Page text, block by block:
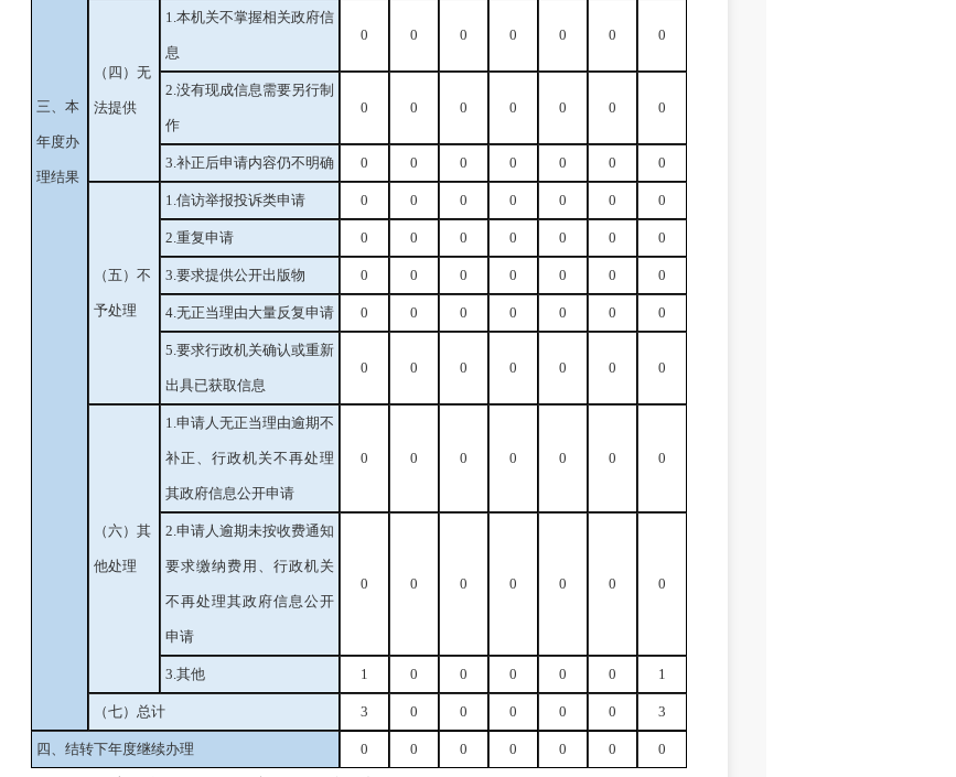
三、本
年度办
理结果
（四）无
法提供
1.本机关不掌握相关政府信
息
0 0 0 0 0 0 0
2.没有现成信息需要另行制
作
0 0 0 0 0 0 0
3.补正后申请内容仍不明确 0 0 0 0 0 0 0
（五）不
予处理
1.信访举报投诉类申请 0 0 0 0 0 0 0
2.重复申请 0 0 0 0 0 0 0
3.要求提供公开出版物 0 0 0 0 0 0 0
4.无正当理由大量反复申请 0 0 0 0 0 0 0
5.要求行政机关确认或重新
出具已获取信息
0 0 0 0 0 0 0
（六）其
他处理
1.申请人无正当理由逾期不
补正、行政机关不再处理
其政府信息公开申请
0 0 0 0 0 0 0
2.申请人逾期未按收费通知
要求缴纳费用、行政机关
不再处理其政府信息公开
申请
0 0 0 0 0 0 0
3.其他 1 0 0 0 0 0 1
（七）总计 3 0 0 0 0 0 3
四、结转下年度继续办理 0 0 0 0 0 0 0